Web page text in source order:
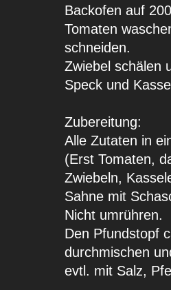
Backofen auf
Tomaten
schneiden.
Zwiebel schälen
Speck und
Zubereitung:
Alle Zutaten in
(Erst Tomaten,
Zwiebeln,
Sahne mit
Nicht umrühren.
Den Pfundstopf
durchmischen
evtl. mit Salz,